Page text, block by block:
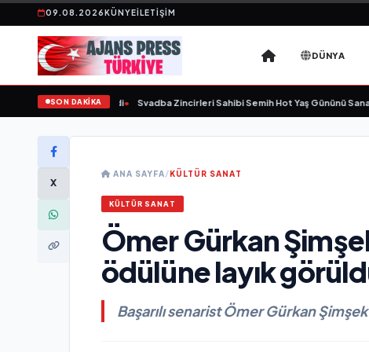
09.08.2026KÜNYEİLETIŞIM
DÜNYA
SON DAKİKA
yaşamını yitirdi• Svadba Zincirleri Sahibi Semih Hot Yaş Gününü Sanat ve
X
ANA SAYFA/KÜLTÜR SANAT
KÜLTÜR SANAT
Ömer Gürkan
ödülüne layık
Başarılı senarist Ömer Gürkan